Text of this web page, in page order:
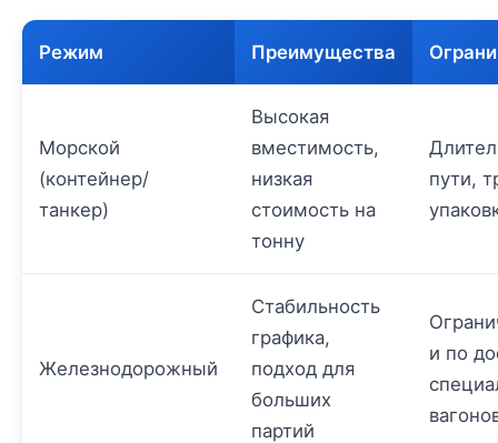
Режим Преимущества
Морской
(контейнер/
танкер)
Высокая
вместимость,
низкая
стоимость на
тонну
пути,
Железнодорожный
Стабильность
графика,
подход для
больших
партий
и по